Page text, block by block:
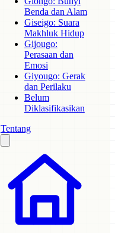
Benda dan Alam
Giseigo: Suara
Makhluk Hidup
Gijougo:
Perasaan dan
Emosi
Giyougo: Gerak
dan Perilaku
Belum
Diklasifikasikan
Tentang